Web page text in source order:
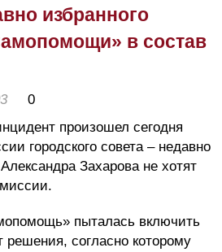
избранного
в состав
0
произошел сегодня
городского совета – недавно
Захарова не хотят
пыталась включить
решения, согласно которому